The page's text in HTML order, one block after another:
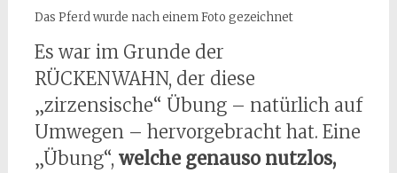
Das Pferd wurde nach einem Foto gezeichnet
Es war im Grunde der
RÜCKENWAHN, der diese
„zirzensische“ Übung – natürlich auf
Umwegen – hervorgebracht hat. Eine
„Übung“, welche genauso nutzlos,